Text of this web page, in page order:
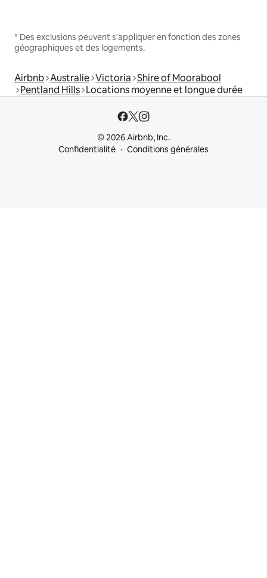
* Des exclusions peuvent s'appliquer en fonction des zones
géographiques et des logements.
Airbnb Australie Victoria Shire of Moorabool
Pentland Hills Locations moyenne et longue durée
© 2026 Airbnb, Inc.
Confidentialité
Conditions générales